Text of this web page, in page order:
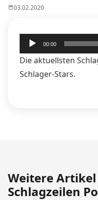
03.02.2020
Audio-
Player
00:00
Die aktuellsten
Schlager-Stars.
Weitere Artikel
Schlagzeilen